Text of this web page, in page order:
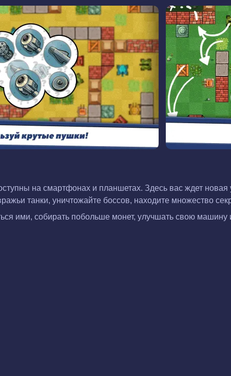
на смартфонах и планшетах. Здесь вас ждет
танки, уничтожайте боссов, находите множество
ими, собирать побольше монет, улучшать свою машину